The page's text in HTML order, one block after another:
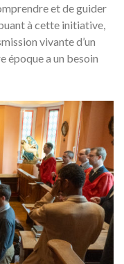
et de guider
à cette initiative,
vivante d’un
époque a un besoin